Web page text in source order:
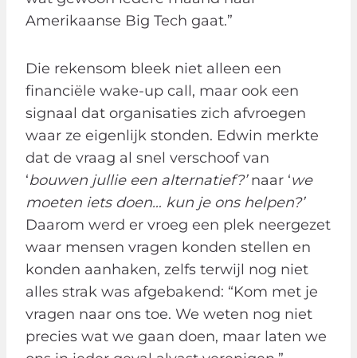
Amerikaanse Big Tech gaat.”
Die rekensom bleek niet alleen een
financiële wake-up call, maar ook een
signaal dat organisaties zich afvroegen
waar ze eigenlijk stonden. Edwin merkte
dat de vraag al snel verschoof van
‘bouwen jullie een alternatief?’naar ‘we
moeten iets doen… kun je ons helpen?’
Daarom werd er vroeg een plek neergezet
waar mensen vragen konden stellen en
konden aanhaken, zelfs terwijl nog niet
alles strak was afgebakend: “Kom met je
vragen naar ons toe. We weten nog niet
precies wat we gaan doen, maar laten we